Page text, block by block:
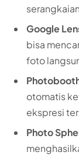
Google
bisa
foto
otomatis
ekspresi
Photo